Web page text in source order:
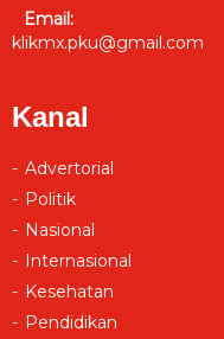
Email:
klikmx.pku@gmail.com
Kanal
Advertorial
Politik
Nasional
Internasional
Kesehatan
Pendidikan